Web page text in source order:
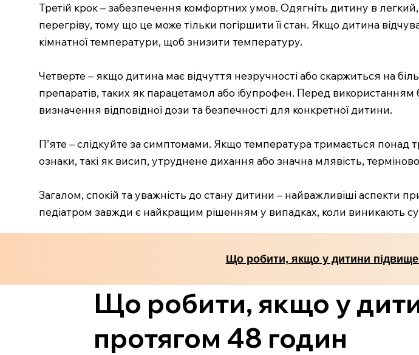
Третій крок – забезпечення комфортних умов. Одягніть дитину в
перегріву, тому що це може тільки погіршити її стан. Якщо дитина
кімнатної температури, щоб знизити температуру.
Четверте – якщо дитина має відчуття незручності або скаржиться на
препаратів, таких як парацетамол або ібупрофен. Перед
визначення відповідної дози та безпечності для конкретної дитини.
П’яте – слідкуйте за симптомами. Якщо температура тримається понад
ознаки, такі як висип, утруднене дихання або значна млявість,
Загалом, спокій та уважність до стану дитини – найважливіші аспекти
педіатром завжди є найкращим рішенням у випадках, коли виникають
Що робити, якщо у дитини
Що робити, якщо у
протягом 48 годин